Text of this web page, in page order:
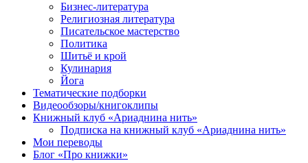
Бизнес-литература
Религиозная литература
Писательское мастерство
Политика
Шитьё и крой
Кулинария
Йога
Тематические подборки
Видеообзоры/книгоклипы
Книжный клуб «Ариаднина нить»
Подписка на книжный клуб «Ариаднина нить»
Мои переводы
Блог «Про книжки»